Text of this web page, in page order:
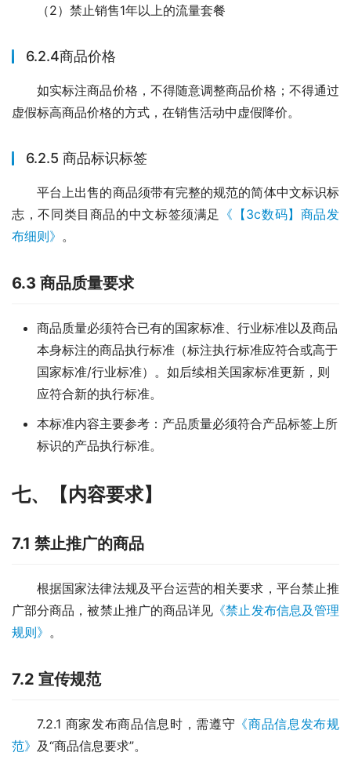
（2）禁止销售1年以上的流量套餐
6.2.4商品价格
如实标注商品价格，不得随意调整商品价格；不得通过
虚假标高商品价格的方式，在销售活动中虚假降价。
6.2.5 商品标识标签
平台上出售的商品须带有完整的规范的简体中文标识标
志，不同类目商品的中文标签须满足 《【3c数码】商品发
布细则》 。
6.3 商品质量要求
商品质量必须符合已有的国家标准、行业标准以及商品
本身标注的商品执行标准（标注执行标准应符合或高于
国家标准/行业标准）。如后续相关国家标准更新，则
应符合新的执行标准。
本标准内容主要参考：产品质量必须符合产品标签上所
标识的产品执行标准。
七、【内容要求】
7.1 禁止推广的商品
根据国家法律法规及平台运营的相关要求，平台禁止推
广部分商品，被禁止推广的商品详见 《禁止发布信息及管理
规则》 。
7.2 宣传规范
7.2.1 商家发布商品信息时，需遵守 《商品信息发布规
范》 及“商品信息要求”。